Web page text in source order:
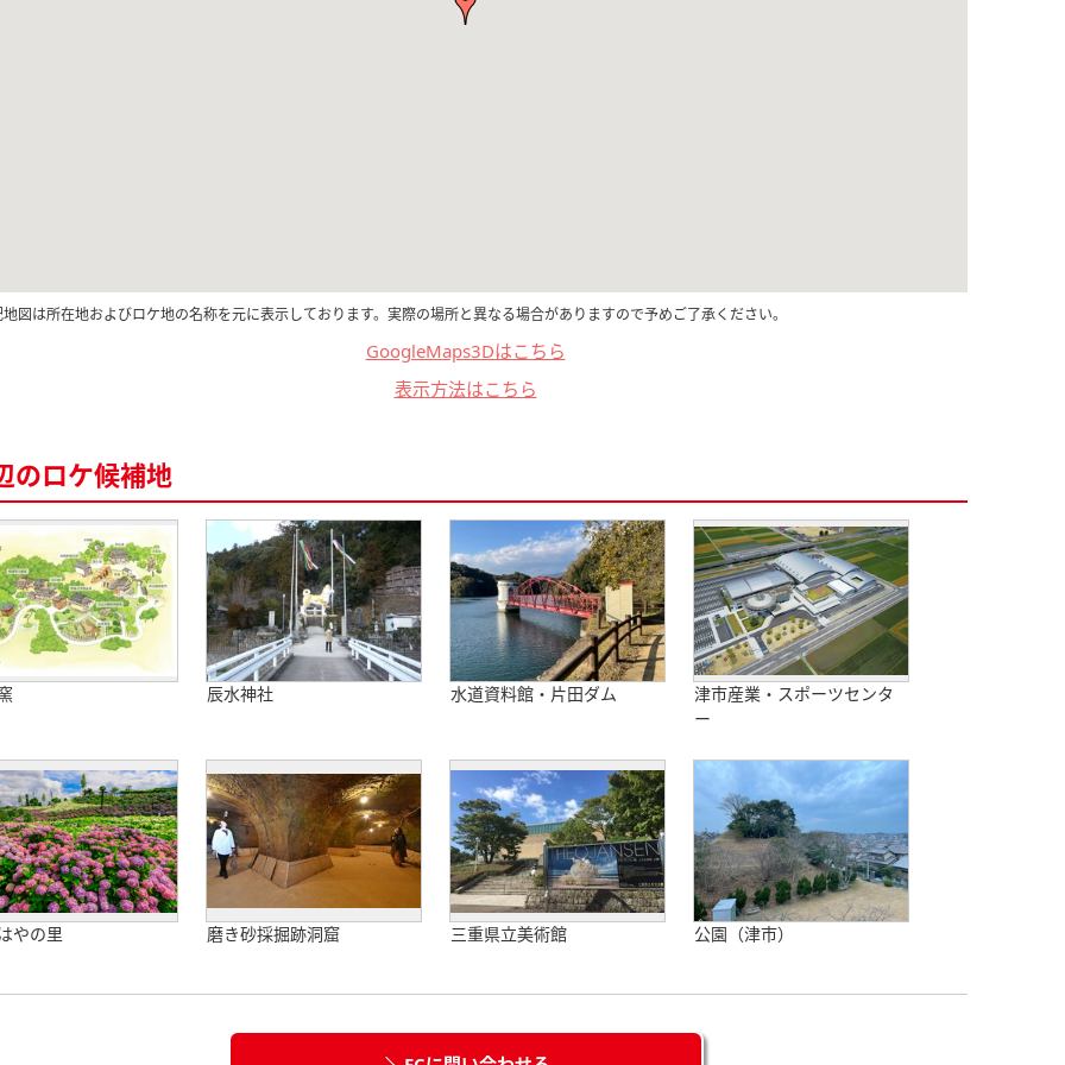
図は所在地およびロケ地の名称を元に表示しております。実際の場所と異なる場合がありますので予めご了承ください。
GoogleMaps3Dはこちら
表示方法はこちら
のロケ候補地
辰水神社 水道資料館・片田ダム
津市産業・スポーツセンタ
ー
やの里 磨き砂採掘跡洞窟 三重県立美術館 公園（津市）